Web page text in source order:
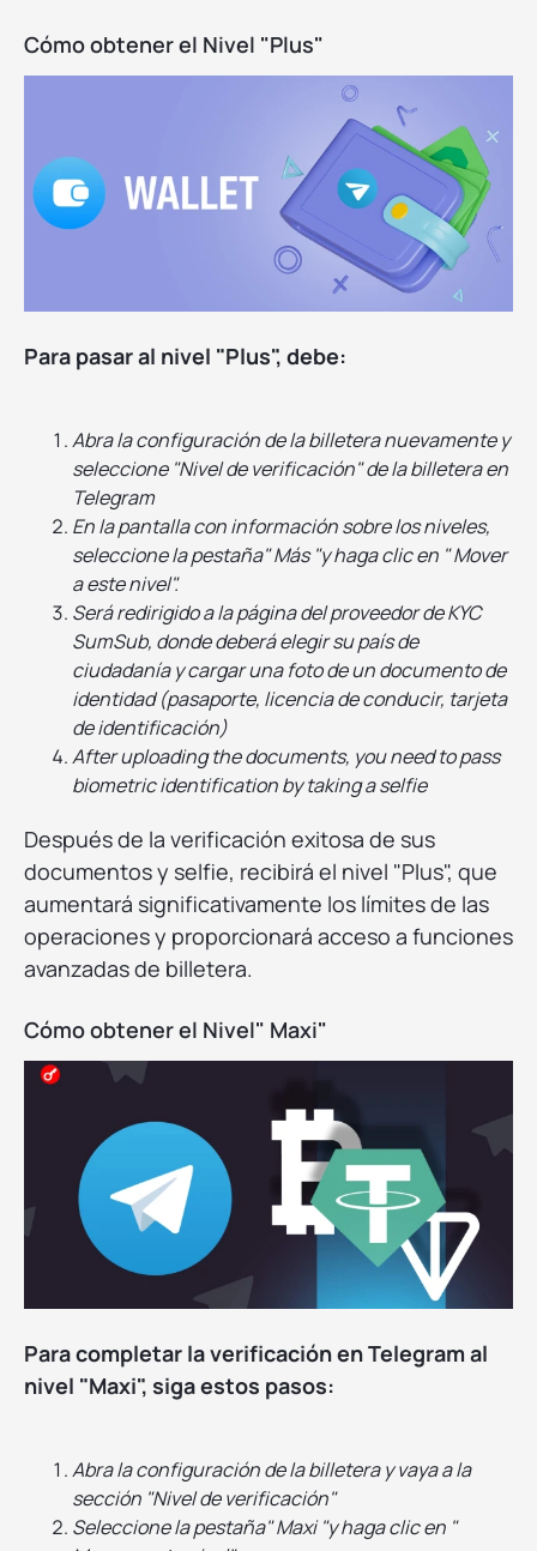
Cómo obtener el Nivel "Plus"
Para pasar al nivel "Plus", debe:
Abra la configuración de la billetera nuevamente y
seleccione "Nivel de verificación" de la billetera en
Telegram
En la pantalla con información sobre los niveles,
seleccione la pestaña" Más "y haga clic en " Mover
a este nivel".
Será redirigido a la página del proveedor de KYC
SumSub, donde deberá elegir su país de
ciudadanía y cargar una foto de un documento de
identidad (pasaporte, licencia de conducir, tarjeta
de identificación)
After uploading the documents, you need to pass
biometric identification by taking a selfie
Después de la verificación exitosa de sus
documentos y selfie, recibirá el nivel "Plus", que
aumentará significativamente los límites de las
operaciones y proporcionará acceso a funciones
avanzadas de billetera.
Cómo obtener el Nivel" Maxi"
Para completar la verificación en Telegram al
nivel "Maxi", siga estos pasos:
Abra la configuración de la billetera y vaya a la
sección "Nivel de verificación"
Seleccione la pestaña" Maxi "y haga clic en "